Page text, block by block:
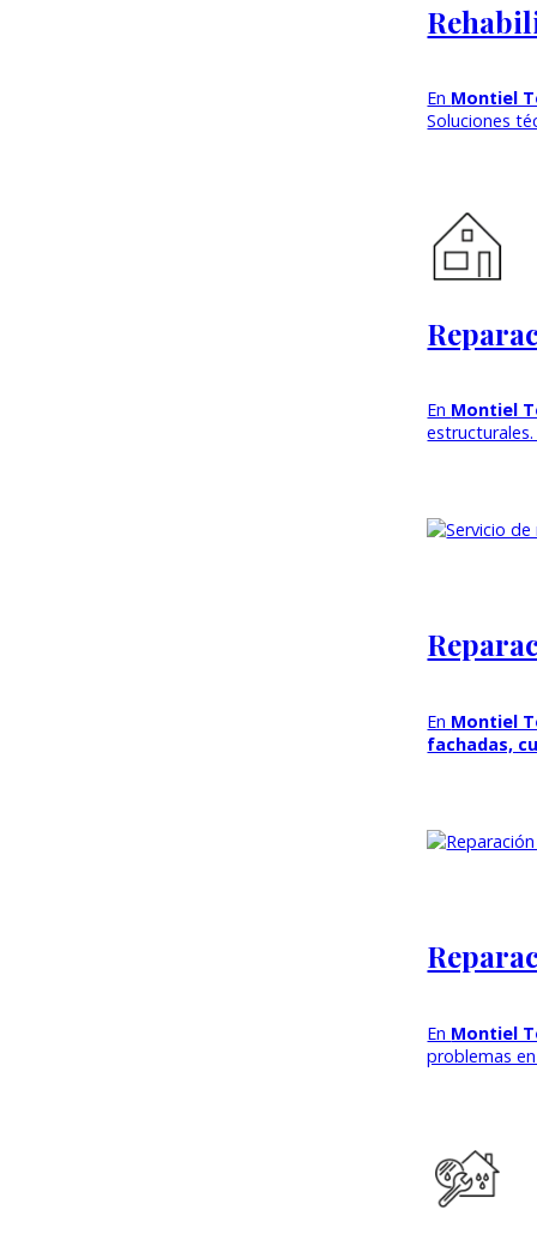
En Montiel
Soluciones
En Montiel
En Montiel
fachadas,
En Montiel
problemas